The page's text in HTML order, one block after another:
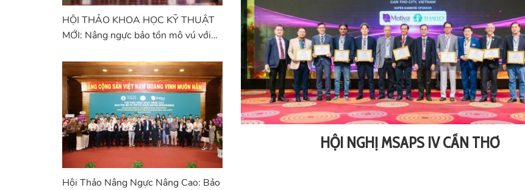
HỘI NGHỊ MSAPS IV CẦN THƠ
HỘI THẢO KHOA HỌC KỸ THUẬT
MỚI: Nâng ngực bảo tồn mô vú với
Hội Thảo Nâng Ngực Nâng Cao: Bảo